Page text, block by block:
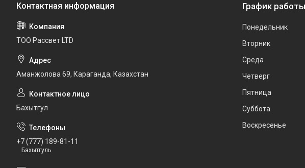
ТОО Рассвет LTD
Аманжолова 69, Караганда, Казахстан
Бахытгул
+7 (777) 189-81-11
Бахытгуль
График работы
Понедельник
Вторник
Среда
Четверг
Пятница
Суббота
Воскресенье